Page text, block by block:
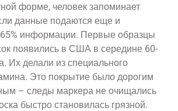
форме, человек запоминает
данные подаются еще и
65% информации. Первые образцы
появились в США в середине 60-
Их делали из специального
Это покрытие было дорогим
– следы маркера не очищались
быстро становилась грязной.